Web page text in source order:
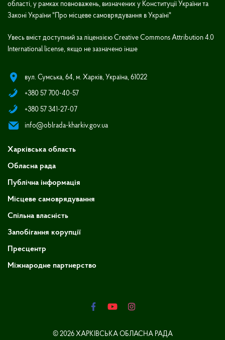
області, у рамках повноважень, визначених у Конституції України та
Законі України "Про місцеве самоврядування в Україні"
Увесь вміст доступний за ліцензією Creative Commons Attribution 4.0
International license, якщо не зазначено інше
вул. Сумська, 64, м. Харків, Україна, 61022
+380 57 700-40-57
+380 57 341-27-07
info@oblrada-kharkiv.gov.ua
Харківська область
Обласна рада
Публічна інформація
Місцеве самоврядування
Спільна власність
Запобігання корупції
Пресцентр
Міжнародне партнерство
© 2026 ХАРКІВСЬКА ОБЛАСНА РАДА